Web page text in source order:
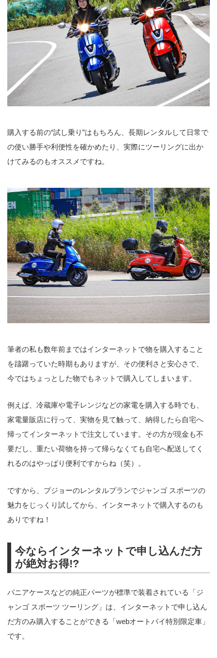
購入する前の“試し乗り”はもちろん、長期レンタルして日常で
の使い勝手や利便性を確かめたり、実際にツーリングに出か
けてみるのもオススメですね。
筆者の私も数年前まではインターネットで物を購入すること
を躊躇っていた時期もありますが、その便利さと安心さで、
今ではちょっとした物でもネットで購入してしまいます。
例えば、冷蔵庫や電子レンジなどの家電を購入する時でも、
家電量販店に行って、実物を見て触って、納得したら自宅へ
帰ってインターネットで注文しています。その方が現金も不
要だし、重たい荷物を持って帰らなくても自宅へ配送してく
れるのはやっぱり便利ですからね（笑）。
ですから、プジョーのレンタルプランでジャンゴ スポーツの
魅力をじっくり試してから、インターネットで購入するのも
ありですね！
今ならインターネットで申し込んだ方
が絶対お得!?
パニアケースなどの純正パーツが標準で装着されている「ジ
ャンゴ スポーツ ツーリング」は、インターネットで申し込ん
だ方のみ購入することができる「webオートバイ特別限定車」
です。